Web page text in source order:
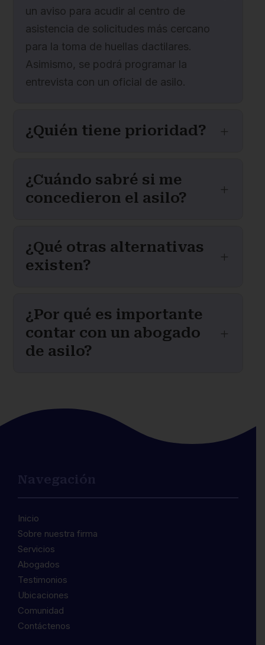
un aviso para acudir al centro de
asistencia de solicitudes más cercano
para la toma de huellas dactilares.
Asimismo, se podrá programar la
entrevista con un oficial de asilo.
¿Quién tiene prioridad? L
¿Cuándo sabré si me
concedieron el asilo?
L
¿Qué otras alternativas
existen?
L
¿Por qué es importante
contar con un abogado
de asilo?
L
Inicio
Sobre nuestra firma
Servicios
Abogados
Testimonios
Ubicaciones
Comunidad
Contáctenos